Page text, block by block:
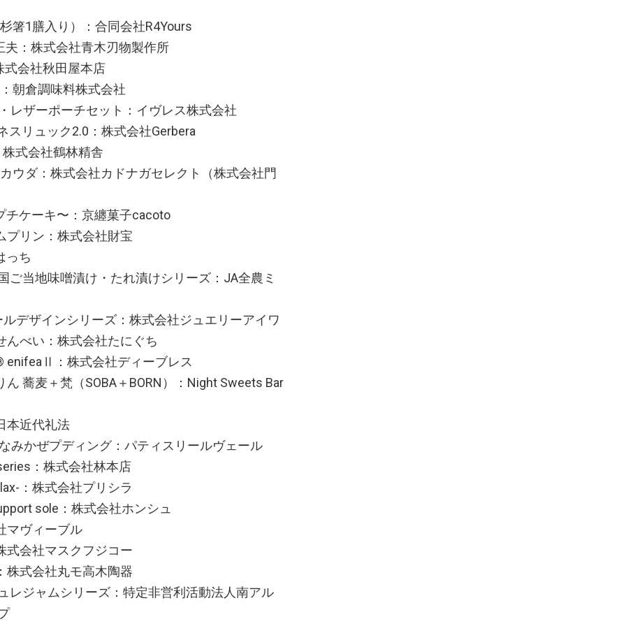
箸1膳入り）：合同会社R4Yours
夫：株式会社青木刃物製作所
式会社秋田屋本店
朝倉調味料株式会社
レザーポーチセット：イヴレス株式会社
スリュック2.0：株式会社Gerbera
式会社鶴林精舎
ウダ：株式会社カドナガセレクト（株式会社門
チケーキ〜：京纏菓子cacoto
プリン：株式会社財宝
っち
ご当地味噌漬け・たれ漬けシリーズ：JA全農ミ
デザインシリーズ：株式会社ジュエリーアイワ
んべい：株式会社たにぐち
enifeaⅡ：株式会社ディーブレス
蕎麦＋梵（SOBA＋BORN）：Night Sweets Bar
本近代礼法
みかぜプディング：パティスリールヴェール
：株式会社林本店
：株式会社プリシラ
sole：株式会社ホンシュ
マヴィーブル
式会社マスクフジコー
株式会社丸モ高木陶器
レジャムシリーズ：特定非営利活動法人南アル